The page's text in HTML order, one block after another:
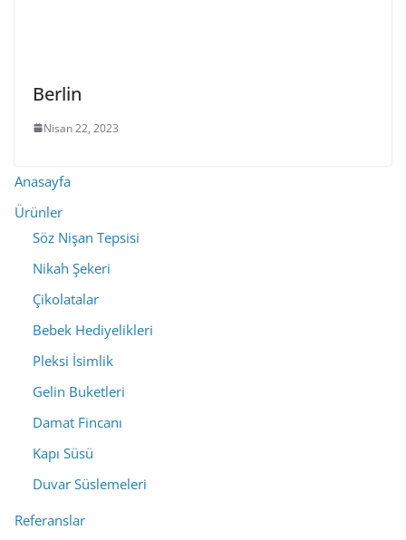
Berlin
Nisan 22, 2023
Anasayfa
Ürünler
Söz Nişan Tepsisi
Nikah Şekeri
Çikolatalar
Bebek Hediyelikleri
Pleksi İsimlik
Gelin Buketleri
Damat Fincanı
Kapı Süsü
Duvar Süslemeleri
Referanslar